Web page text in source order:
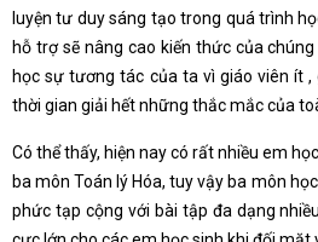
luyện tư duy sáng tạo trong quá trình
hỗ trợ sẽ nâng cao kiến thức của
học sự tương tác của ta vì giáo viên ít ,
thời gian giải hết những thắc mắc của
Có thể thấy, hiện nay có rất nhiều em
ba môn Toán lý Hóa, tuy vậy ba môn
phức tạp cộng với bài tập đa dạng